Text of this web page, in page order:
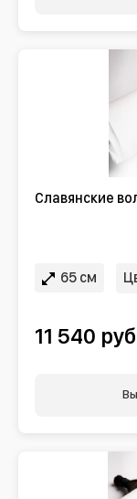
Славянские
65 см
11 540